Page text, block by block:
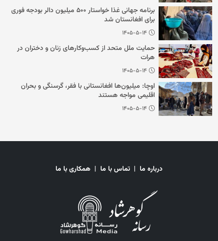
برنامه جهانی غذا خواستار ۵۰۰ میلیون دالر بودجه فوری
برای افغانستان شد
۱۴۰۵-۵-۱۴
حمایت ملل متحد از کسب‌وکارهای زنان و دختران در
هرات
۱۴۰۵-۵-۱۴
اوچا: میلیون‌ها افغانستانی با فقر، گرسنگی و بحران
اقلیمی مواجه هستند
۱۴۰۵-۵-۱۴
درباره ما | تماس با ما | همکاری با ما